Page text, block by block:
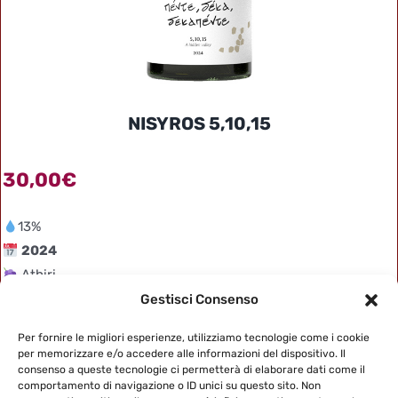
Gestisci Consenso
Per fornire le migliori esperienze, utilizziamo tecnologie come i cookie
per memorizzare e/o accedere alle informazioni del dispositivo. Il
consenso a queste tecnologie ci permetterà di elaborare dati come il
comportamento di navigazione o ID unici su questo sito. Non
NISYROS 5,10,15
30,00€
13%
2024
Athiri
SOLO PER SOCI